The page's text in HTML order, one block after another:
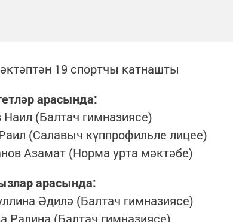
19 спортчы катнашты
арасында:
(Балтач гимназиясе)
(Салавыч күппрофильле лицее)
Азамат (Норма урта мәктәбе)
арасында:
Әдилә (Балтач гимназиясе)
Ралина (Балтач гимназиясе)